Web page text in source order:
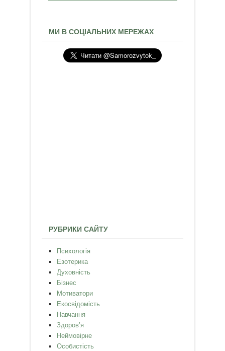
МИ В СОЦІАЛЬНИХ МЕРЕЖАХ
РУБРИКИ САЙТУ
Психологія
Езотерика
Духовність
Бізнес
Мотиватори
Екосвідомість
Навчання
Здоров’я
Неймовірне
Особистість